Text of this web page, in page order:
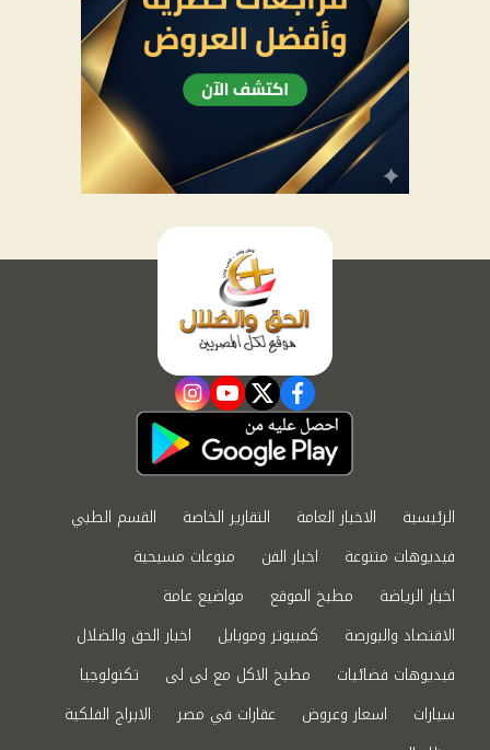
facebook
twitter
youtube
instagram
الرئيسية الاخبار العامة التقارير الخاصة
القسم الطبي
فيديوهات متنوعة
اخبار الفن
منوعات مسيحية
اخبار الرياضة
مطبخ الموقع
مواضيع عامة
الاقتصاد والبورصة
كمبيوتر وموبايل
اخبار الحق والضلال
فيديوهات فضائيات
مطبخ الاكل مع لى لى
تكنولوجيا
سيارات
اسعار وعروض عقارات في مصر
الابراج الفلكية